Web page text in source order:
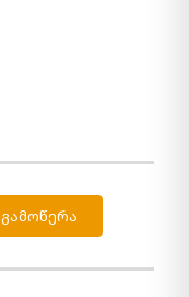
გამოწერა